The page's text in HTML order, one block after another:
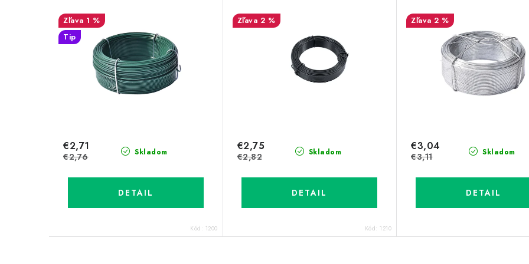
1 %
Tip
Skladom
€2,71
€2,76
DETAIL
Kód: 1200
2 %
Skladom
€2,75
€2,82
DETAIL
Kód: 1210
2 %
Skladom
€3,04
€3,11
DETAIL